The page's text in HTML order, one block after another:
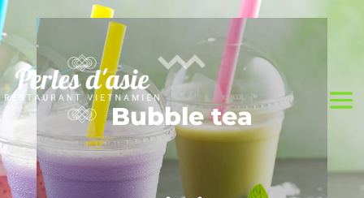
Bubble tea